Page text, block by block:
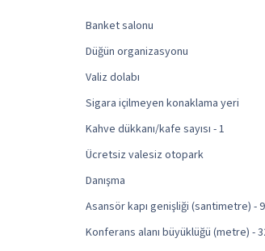
Banket salonu
Düğün organizasyonu
Valiz dolabı
Sigara içilmeyen konaklama yeri
Kahve dükkanı/kafe sayısı - 1
Ücretsiz valesiz otopark
Danışma
Asansör kapı genişliği (santimetre) -
Konferans alanı büyüklüğü (metre) -